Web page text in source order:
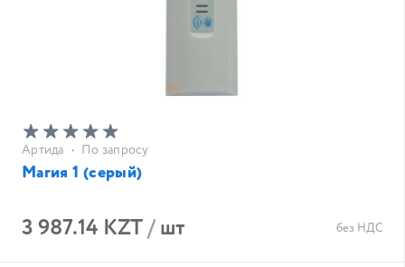
Артида • По запросу
Магия 1 (серый)
3 987.14 KZT/шт без НДС